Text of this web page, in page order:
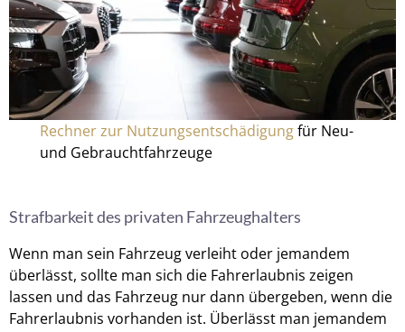
Rechner zur Nutzungsentschädigungfür Neu-
und Gebrauchtfahrzeuge
Strafbarkeit des privaten Fahrzeughalters
Wenn man sein Fahrzeug verleiht oder jemandem
überlässt, sollte man sich die Fahrerlaubnis zeigen
lassen und das Fahrzeug nur dann übergeben, wenn die
Fahrerlaubnis vorhanden ist. Überlässt man jemandem